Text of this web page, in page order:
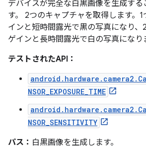
デバイスが完全な白黒画像を生成する
す。 2つのキャプチャを取得します。
インと短時間露光で黒の写真になり、
ゲインと長時間露光で白の写真になり
テストされたAPI：
NSOR_EXPOSURE_TIME
NSOR_SENSITIVITY
パス： 白黒画像を生成します。